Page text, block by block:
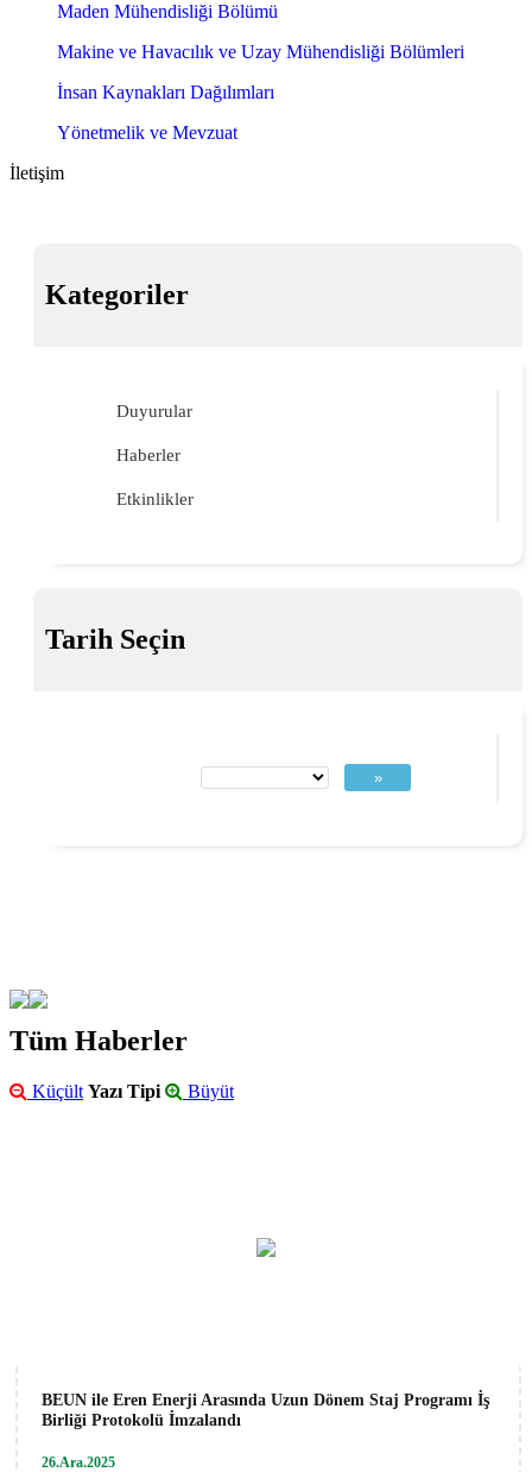
Maden Mühendisliği Bölümü
Makine ve Havacılık ve Uzay Mühendisliği Bölümleri
İnsan Kaynakları Dağılımları
Yönetmelik ve Mevzuat
İletişim
Kategoriler
Duyurular
Haberler
Etkinlikler
Tarih Seçin
»
Tüm Haberler
Küçült Yazı Tipi Büyüt
BEUN ile Eren Enerji Arasında Uzun Dönem Staj Programı İş
Birliği Protokolü İmzalandı
26.Ara.2025